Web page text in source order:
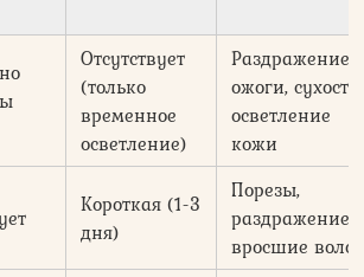
Отсутствует
(только
временное
осветление)
Раздражение,
ожоги, сухость,
осветление
кожи
Короткая (1-3
дня)
Порезы,
раздражение,
вросшие волосы